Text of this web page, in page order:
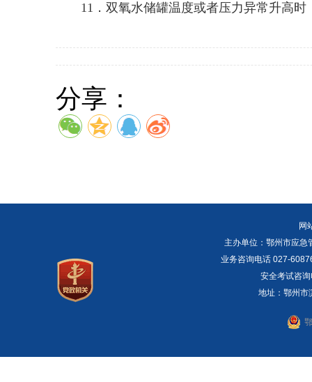
11．双氧水储罐温度或者压力异常升高
分享：
网
主办单位：鄂州市应
业务咨询电话 027-
安全考试咨
地址：鄂州市